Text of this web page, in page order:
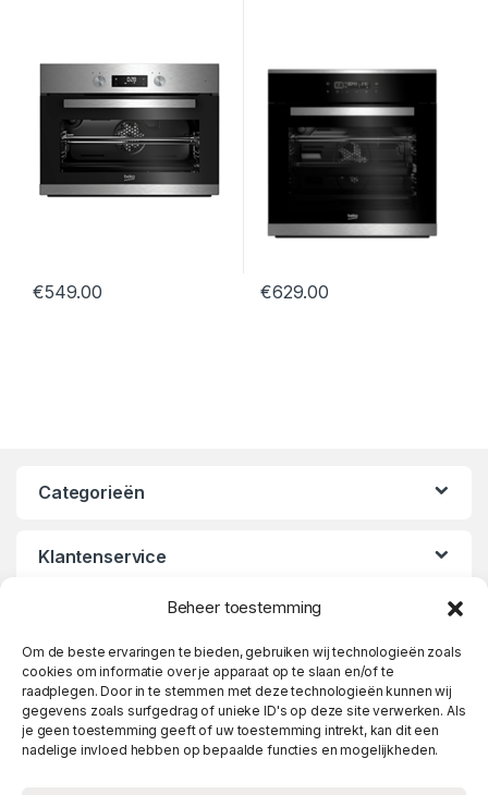
Beheer toestemming
Om de beste ervaringen te bieden, gebruiken wij technologieën zoals
cookies om informatie over je apparaat op te slaan en/of te
raadplegen. Door in te stemmen met deze technologieën kunnen wij
gegevens zoals surfgedrag of unieke ID's op deze site verwerken. Als
je geen toestemming geeft of uw toestemming intrekt, kan dit een
nadelige invloed hebben op bepaalde functies en mogelijkheden.
€549.00 €629.00
Categorieën
Klantenservice